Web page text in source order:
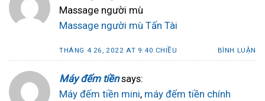
Massage người mù
Massage người mù Tấn Tài
THÁNG 4 26, 2022 AT 9:40 CHIỀU BÌNH LUẬN
Máy đếm tiền says:
Máy đếm tiền mini, máy đếm tiền chính